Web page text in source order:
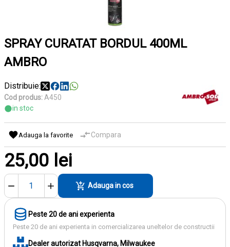
SPRAY CURATAT BORDUL 400ML
AMBRO
Distribuie:
Cod produs:A450
in stoc
Adauga la favorite Compara
25,00 lei
Adauga in cos
Peste 20 de ani experienta
Peste 20 de ani experienta in comercializarea uneltelor de constructii
Dealer autorizat Husqvarna, Milwaukee